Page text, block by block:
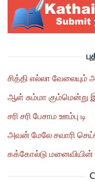
சித்தி எல்லா
ஆள் சும்மா கும்மென்று
சரி சரி பேசாம ஊம்பு டி
அவன் மேலே சவாரி
கக்கோல்டு மனைவியின்